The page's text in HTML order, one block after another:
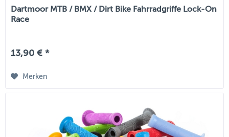
Dartmoor MTB / BMX / Dirt Bike Fahrradgriffe Lock-On
Race
13,90 € *
Merken